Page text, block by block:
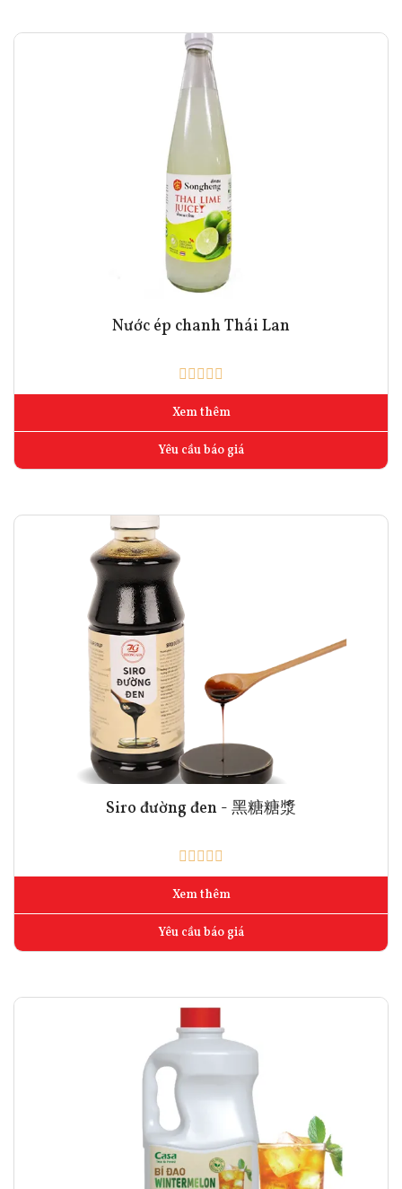
Nước ép chanh Thái Lan
Xem thêm
Yêu cầu báo giá
Siro đường đen - 黑糖糖漿
Xem thêm
Yêu cầu báo giá